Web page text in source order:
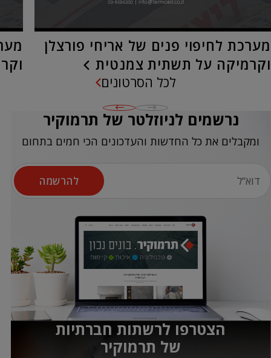
מערכת לחיפוי פנים של אריחי פורצלן
וקרמיקה על תשתית צמנטית
לכל הסרטונים
נרשמים לניוזלטר של תרמוקיר
ומקבלים את כל החדשות והעדכונים הכי חמים בתחום
להרשמה
הצטרפו לרשתות חברתיות
של תרמוקיר